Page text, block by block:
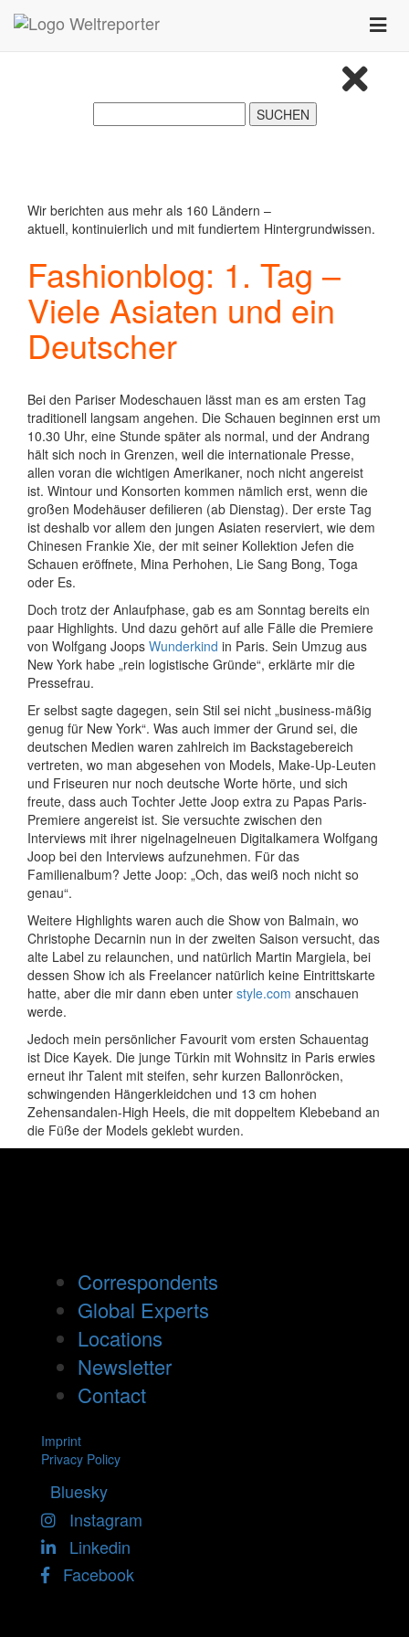
Zum Inhalt springen
Toggle
Wir berichten aus mehr als 160 Ländern –
aktuell, kontinuierlich und mit fundiertem Hintergrundwissen.
Fashionblog: 1. Tag –
Viele Asiaten und ein
Deutscher
Bei den Pariser Modeschauen lässt man es am ersten Tag
traditionell langsam angehen. Die Schauen beginnen erst um
10.30 Uhr, eine Stunde später als normal, und der Andrang
hält sich noch in Grenzen, weil die internationale Presse,
allen voran die wichtigen Amerikaner, noch nicht angereist
ist. Wintour und Konsorten kommen nämlich erst, wenn die
großen Modehäuser defilieren (ab Dienstag). Der erste Tag
ist deshalb vor allem den jungen Asiaten reserviert, wie dem
Chinesen Frankie Xie, der mit seiner Kollektion Jefen die
Schauen eröffnete, Mina Perhohen, Lie Sang Bong, Toga
oder Es.
Doch trotz der Anlaufphase, gab es am Sonntag bereits ein
paar Highlights. Und dazu gehört auf alle Fälle die Premiere
von Wolfgang Joops Wunderkind in Paris. Sein Umzug aus
New York habe „rein logistische Gründe“, erklärte mir die
Pressefrau.
Er selbst sagte dagegen, sein Stil sei nicht „business-mäßig
genug für New York“. Was auch immer der Grund sei, die
deutschen Medien waren zahlreich im Backstagebereich
vertreten, wo man abgesehen von Models, Make-Up-Leuten
und Friseuren nur noch deutsche Worte hörte, und sich
freute, dass auch Tochter Jette Joop extra zu Papas Paris-
Premiere angereist ist. Sie versuchte zwischen den
Interviews mit ihrer nigelnagelneuen Digitalkamera Wolfgang
Joop bei den Interviews aufzunehmen. Für das
Familienalbum? Jette Joop: „Och, das weiß noch nicht so
genau“.
Weitere Highlights waren auch die Show von Balmain, wo
Christophe Decarnin nun in der zweiten Saison versucht, das
alte Label zu relaunchen, und natürlich Martin Margiela, bei
dessen Show ich als Freelancer natürlich keine Eintrittskarte
hatte, aber die mir dann eben unter style.com anschauen
werde.
Jedoch mein persönlicher Favourit vom ersten Schauentag
ist Dice Kayek. Die junge Türkin mit Wohnsitz in Paris erwies
erneut ihr Talent mit steifen, sehr kurzen Ballonröcken,
schwingenden Hängerkleidchen und 13 cm hohen
Zehensandalen-High Heels, die mit doppeltem Klebeband an
die Füße der Models geklebt wurden.
Correspondents
Global Experts
Locations
Newsletter
Contact
Imprint
Privacy Policy
Bluesky
Instagram
Linkedin
Facebook